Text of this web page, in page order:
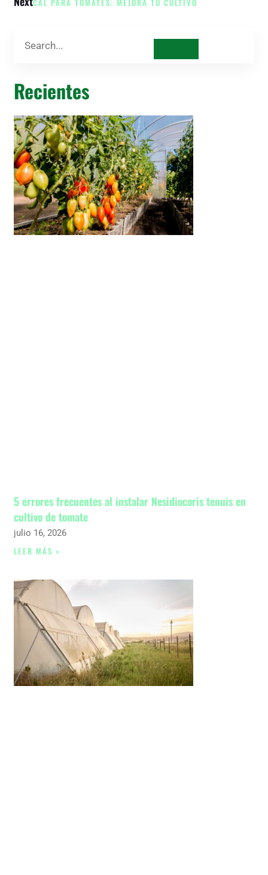
Recientes
5 errores frecuentes al instalar Nesidiocoris tenuis en
cultivo de tomate
julio 16, 2026
LEER MÁS »